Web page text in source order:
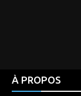
À PROPOS